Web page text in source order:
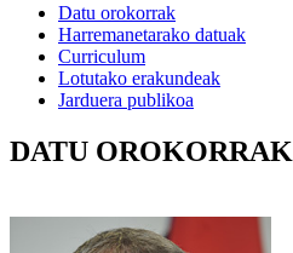
Datu orokorrak
Harremanetarako datuak
Curriculum
Lotutako erakundeak
Jarduera publikoa
DATU OROKORRAK